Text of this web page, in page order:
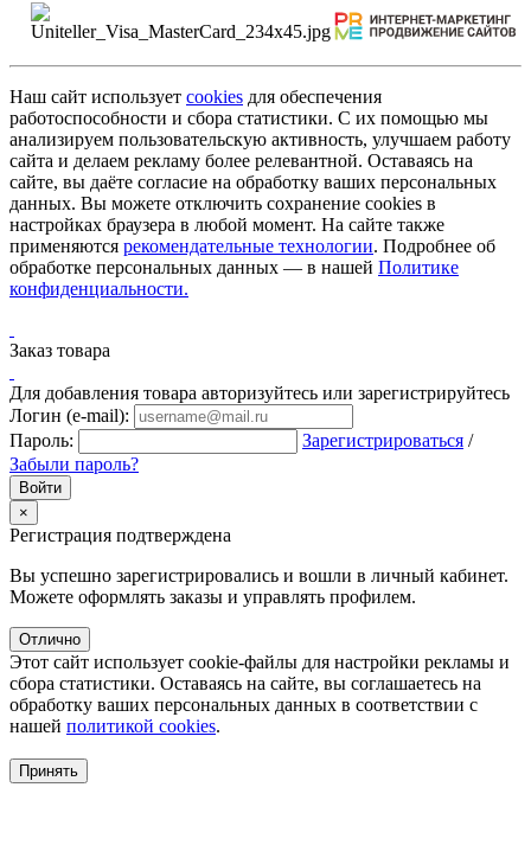
Наш сайт использует cookies для обеспечения
работоспособности и сбора статистики. С их помощью мы
анализируем пользовательскую активность, улучшаем работу
сайта и делаем рекламу более релевантной. Оставаясь на
сайте, вы даёте согласие на обработку ваших персональных
данных. Вы можете отключить сохранение cookies в
настройках браузера в любой момент. На сайте также
применяются рекомендательные технологии. Подробнее об
обработке персональных данных — в нашей Политике
конфиденциальности.
Заказ товара
Для добавления товара авторизуйтесь или зарегистрируйтесь
Логин (e-mail):
Пароль:
Зарегистрироваться /
Забыли пароль?
×
Регистрация подтверждена
Вы успешно зарегистрировались и вошли в личный кабинет.
Можете оформлять заказы и управлять профилем.
Отлично
Этот сайт использует cookie-файлы для настройки рекламы и
сбора статистики. Оставаясь на сайте, вы соглашаетесь на
обработку ваших персональных данных в соответствии с
нашей политикой cookies.
Принять